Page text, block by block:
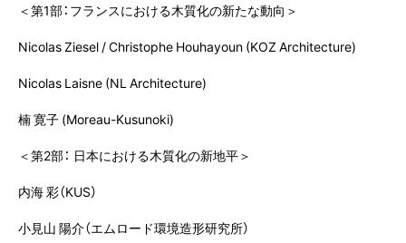
＜第1部：フランスにおける木質化の新たな動向＞
Nicolas Ziesel / Christophe Houhayoun (KOZ Architecture)
Nicolas Laisne (NL Architecture)
楠 寛子 (Moreau-Kusunoki)
＜第2部： 日本における木質化の新地平＞
内海 彩（KUS）
小見山 陽介（エムロード環境造形研究所）